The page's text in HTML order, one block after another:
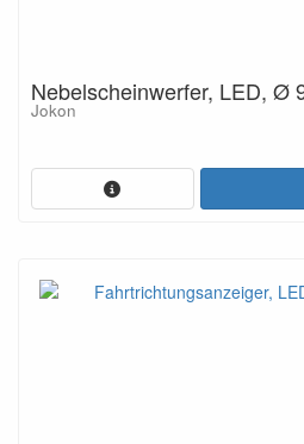
Nebelscheinwerfer, LED, Ø
Jokon